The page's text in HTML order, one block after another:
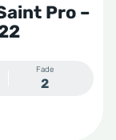
Pro –
Fade
2